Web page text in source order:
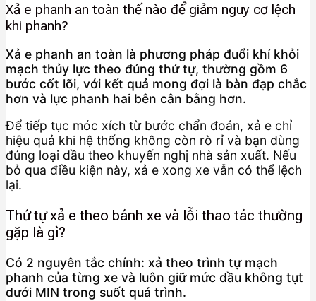
Xả e phanh an toàn thế nào để giảm nguy cơ lệch
khi phanh?
Xả e phanh an toàn là phương pháp đuổi khí khỏi
mạch thủy lực theo đúng thứ tự, thường gồm 6
bước cốt lõi, với kết quả mong đợi là bàn đạp chắc
hơn và lực phanh hai bên cân bằng hơn.
Để tiếp tục móc xích từ bước chẩn đoán, xả e chỉ
hiệu quả khi hệ thống không còn rò rỉ và bạn dùng
đúng loại dầu theo khuyến nghị nhà sản xuất. Nếu
bỏ qua điều kiện này, xả e xong xe vẫn có thể lệch
lại.
Thứ tự xả e theo bánh xe và lỗi thao tác thường
gặp là gì?
Có 2 nguyên tắc chính: xả theo trình tự mạch
phanh của từng xe và luôn giữ mức dầu không tụt
dưới MIN trong suốt quá trình.